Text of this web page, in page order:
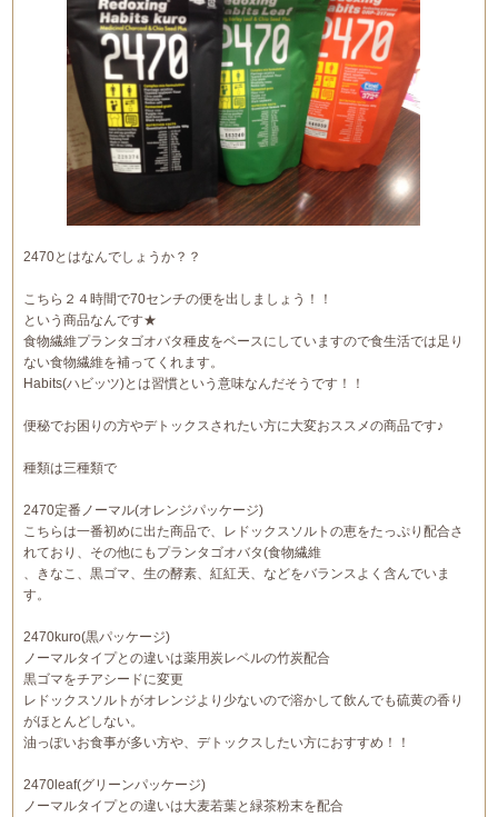
2470とはなんでしょうか？？
こちら２４時間で70センチの便を出しましょう！！
という商品なんです★
食物繊維プランタゴオバタ種皮をベースにしていますので食生活では足り
ない食物繊維を補ってくれます。
Habits(ハビッツ)とは習慣という意味なんだそうです！！
便秘でお困りの方やデトックスされたい方に大変おススメの商品です♪
種類は三種類で
2470定番ノーマル(オレンジパッケージ)
こちらは一番初めに出た商品で、レドックスソルトの恵をたっぷり配合さ
れており、その他にもプランタゴオバタ(食物繊維
、きなこ、黒ゴマ、生の酵素、紅紅天、などをバランスよく含んでいま
す。
2470kuro(黒パッケージ)
ノーマルタイプとの違いは薬用炭レベルの竹炭配合
黒ゴマをチアシードに変更
レドックスソルトがオレンジより少ないので溶かして飲んでも硫黄の香り
がほとんどしない。
油っぽいお食事が多い方や、デトックスしたい方におすすめ！！
2470leaf(グリーンパッケージ)
ノーマルタイプとの違いは大麦若葉と緑茶粉末を配合